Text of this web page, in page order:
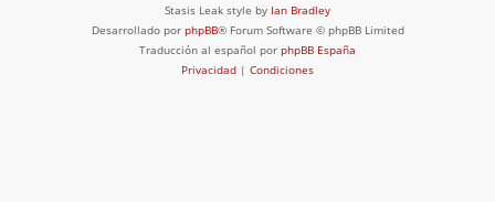
Stasis Leak style by Ian Bradley
Desarrollado por phpBB® Forum Software © phpBB Limited
Traducción al español por phpBB España
Privacidad | Condiciones